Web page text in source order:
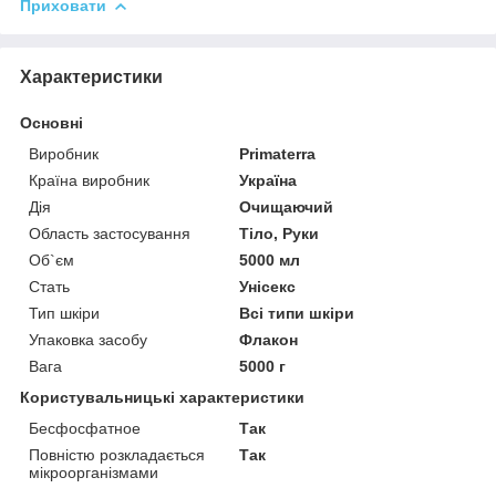
Приховати
Характеристики
Основні
Виробник
Primaterra
Країна виробник
Україна
Дія
Очищаючий
Область застосування
Тіло, Руки
Об`єм
5000 мл
Стать
Унісекс
Тип шкіри
Всі типи шкіри
Упаковка засобу
Флакон
Вага
5000 г
Користувальницькі характеристики
Бесфосфатное
Так
Повністю розкладається
мікроорганізмами
Так